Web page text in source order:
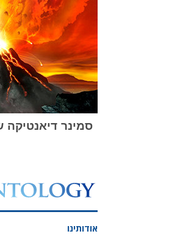
סמינר
אודותינו